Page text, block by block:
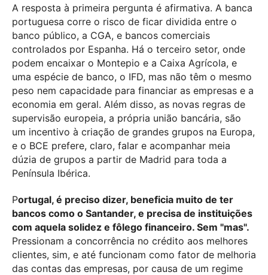
A resposta à primeira pergunta é afirmativa. A banca
portuguesa corre o risco de ficar dividida entre o
banco público, a CGA, e bancos comerciais
controlados por Espanha. Há o terceiro setor, onde
podem encaixar o Montepio e a Caixa Agrícola, e
uma espécie de banco, o IFD, mas não têm o mesmo
peso nem capacidade para financiar as empresas e a
economia em geral. Além disso, as novas regras de
supervisão europeia, a própria união bancária, são
um incentivo à criação de grandes grupos na Europa,
e o BCE prefere, claro, falar e acompanhar meia
dúzia de grupos a partir de Madrid para toda a
Península Ibérica.
Portugal, é preciso dizer, beneficia muito de ter
bancos como o Santander, e precisa de instituições
com aquela solidez e fôlego financeiro. Sem "mas".
Pressionam a concorrência no crédito aos melhores
clientes, sim, e até funcionam como fator de melhoria
das contas das empresas, por causa de um regime